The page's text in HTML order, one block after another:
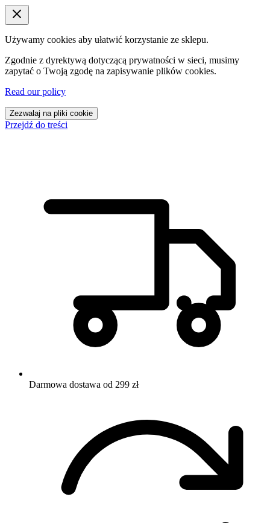
Używamy cookies aby ułatwić korzystanie ze sklepu.
Zgodnie z dyrektywą dotyczącą prywatności w sieci, musimy
zapytać o Twoją zgodę na zapisywanie plików cookies.
Read our policy
Zezwalaj na pliki cookie
Przejdź do treści
Darmowa dostawa od 299 zł